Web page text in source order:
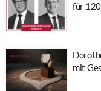
für
mit